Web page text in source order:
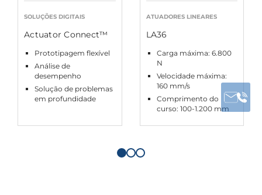
SOLUÇÕES DIGITAIS
Actuator Connect™
Prototipagem flexível
Análise de
desempenho
Solução de problemas
em profundidade
ATUADORES LINEARES
LA36
Carga máxima: 6.800
N
Velocidade máxima:
160 mm/s
Comprimento do
curso: 100-1.200 mm